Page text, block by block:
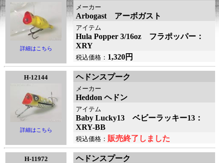
詳細はこちら
メーカー
Arbogast アーボガスト
アイテム
Hula Popper 3/16oz フラポッパー：
XRY
税込価格： 1,320円
H-12144
詳細はこちら
ヘドンスプーク
メーカー
Heddon ヘドン
アイテム
Baby Lucky13 ベビーラッキー13：
XRY-BB
税込価格： 販売終了しました
H-11972 ヘドンスプーク